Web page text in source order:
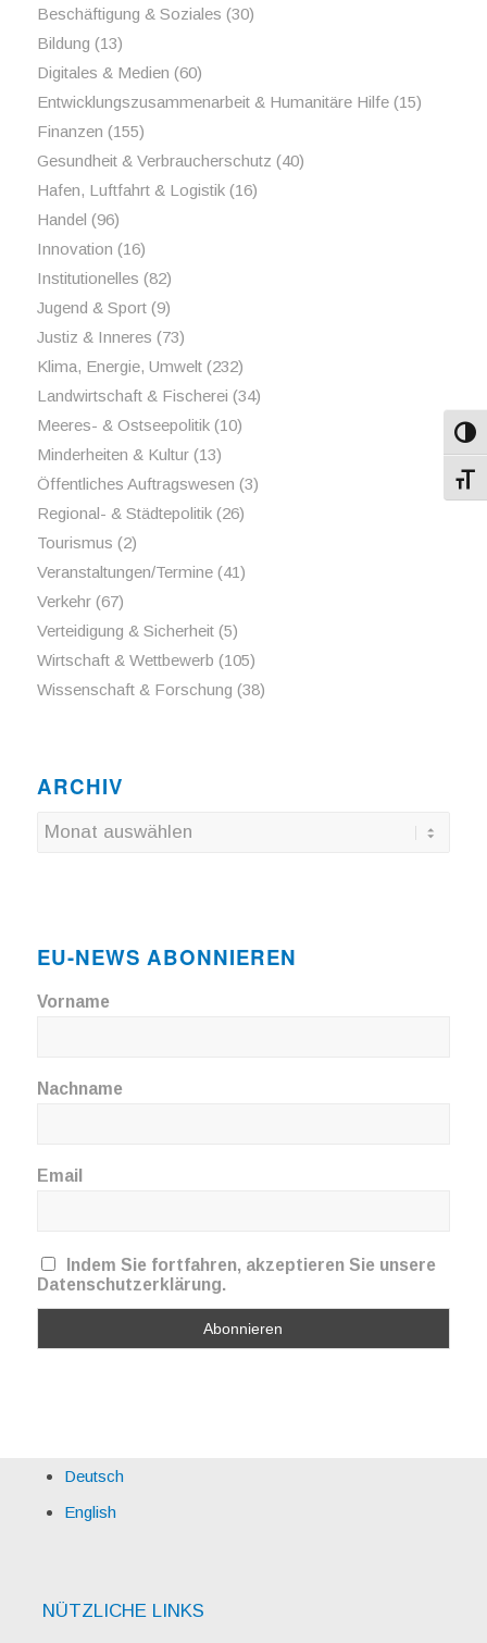
Beschäftigung & Soziales (30)
Bildung (13)
Digitales & Medien (60)
Entwicklungszusammenarbeit & Humanitäre Hilfe(15)
Finanzen (155)
Gesundheit & Verbraucherschutz (40)
Hafen, Luftfahrt & Logistik(16)
Handel (96)
Innovation (16)
Institutionelles (82)
Jugend & Sport(9)
Justiz & Inneres (73)
Klima, Energie, Umwelt(232)
Landwirtschaft & Fischerei (34)
Meeres- & Ostseepolitik(10)
Minderheiten & Kultur(13)
Öffentliches Auftragswesen (3)
Regional- & Städtepolitik(26)
Tourismus (2)
Veranstaltungen/Termine(41)
Verkehr(67)
Verteidigung & Sicherheit(5)
Wirtschaft & Wettbewerb (105)
Wissenschaft & Forschung (38)
ARCHIV
EU-NEWS ABONNIEREN
Vorname
Nachname
Email
Indem Sie fortfahren, akzeptieren Sie unsere
Datenschutzerklärung.
Deutsch
English
NÜTZLICHE LINKS